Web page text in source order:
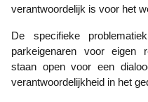
verantwoordelijk is voor het
De specifieke problematiek op een park moet door de
parkeigenaren voor eigen
staan open voor een
verantwoordelijkheid in het